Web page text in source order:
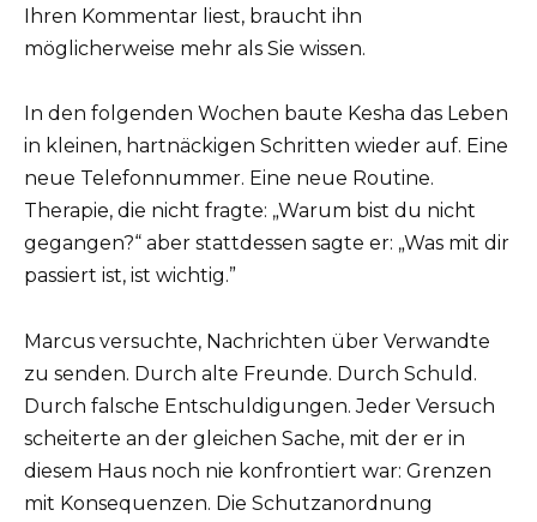
Ihren Kommentar liest, braucht ihn
möglicherweise mehr als Sie wissen.
In den folgenden Wochen baute Kesha das Leben
in kleinen, hartnäckigen Schritten wieder auf. Eine
neue Telefonnummer. Eine neue Routine.
Therapie, die nicht fragte: „Warum bist du nicht
gegangen?“ aber stattdessen sagte er: „Was mit dir
passiert ist, ist wichtig.”
Marcus versuchte, Nachrichten über Verwandte
zu senden. Durch alte Freunde. Durch Schuld.
Durch falsche Entschuldigungen. Jeder Versuch
scheiterte an der gleichen Sache, mit der er in
diesem Haus noch nie konfrontiert war: Grenzen
mit Konsequenzen. Die Schutzanordnung